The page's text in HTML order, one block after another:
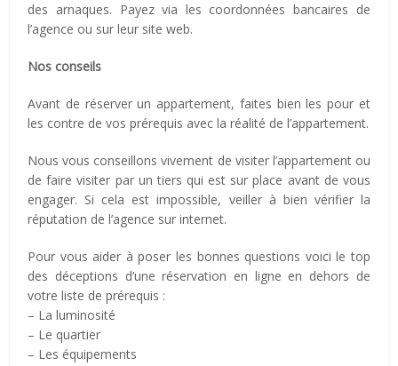
des arnaques. Payez via les coordonnées bancaires de
l’agence ou sur leur site web.
Nos conseils
Avant de réserver un appartement, faites bien les pour et
les contre de vos prérequis avec la réalité de l’appartement.
Nous vous conseillons vivement de visiter l’appartement ou
de faire visiter par un tiers qui est sur place avant de vous
engager. Si cela est impossible, veiller à bien vérifier la
réputation de l’agence sur internet.
Pour vous aider à poser les bonnes questions voici le top
des déceptions d’une réservation en ligne en dehors de
votre liste de prérequis :
– La luminosité
– Le quartier
– Les équipements